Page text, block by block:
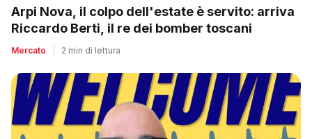
Arpi Nova, il colpo dell'estate è servito: arriva
Riccardo Berti, il re dei bomber toscani
Mercato 2 min di lettura